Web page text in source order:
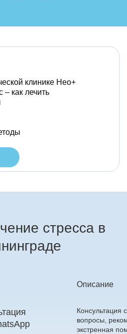
клинике Нео+
– как лечить
стресса в
Описание
Консультация
вопросы,
экстренная